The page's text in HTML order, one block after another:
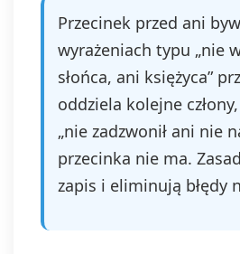
Przecinek przed ani
wyrażeniach typu „nie
słońca, ani księżyca”
oddziela kolejne
„nie zadzwonił ani nie
przecinka nie ma.
zapis i eliminują błędy